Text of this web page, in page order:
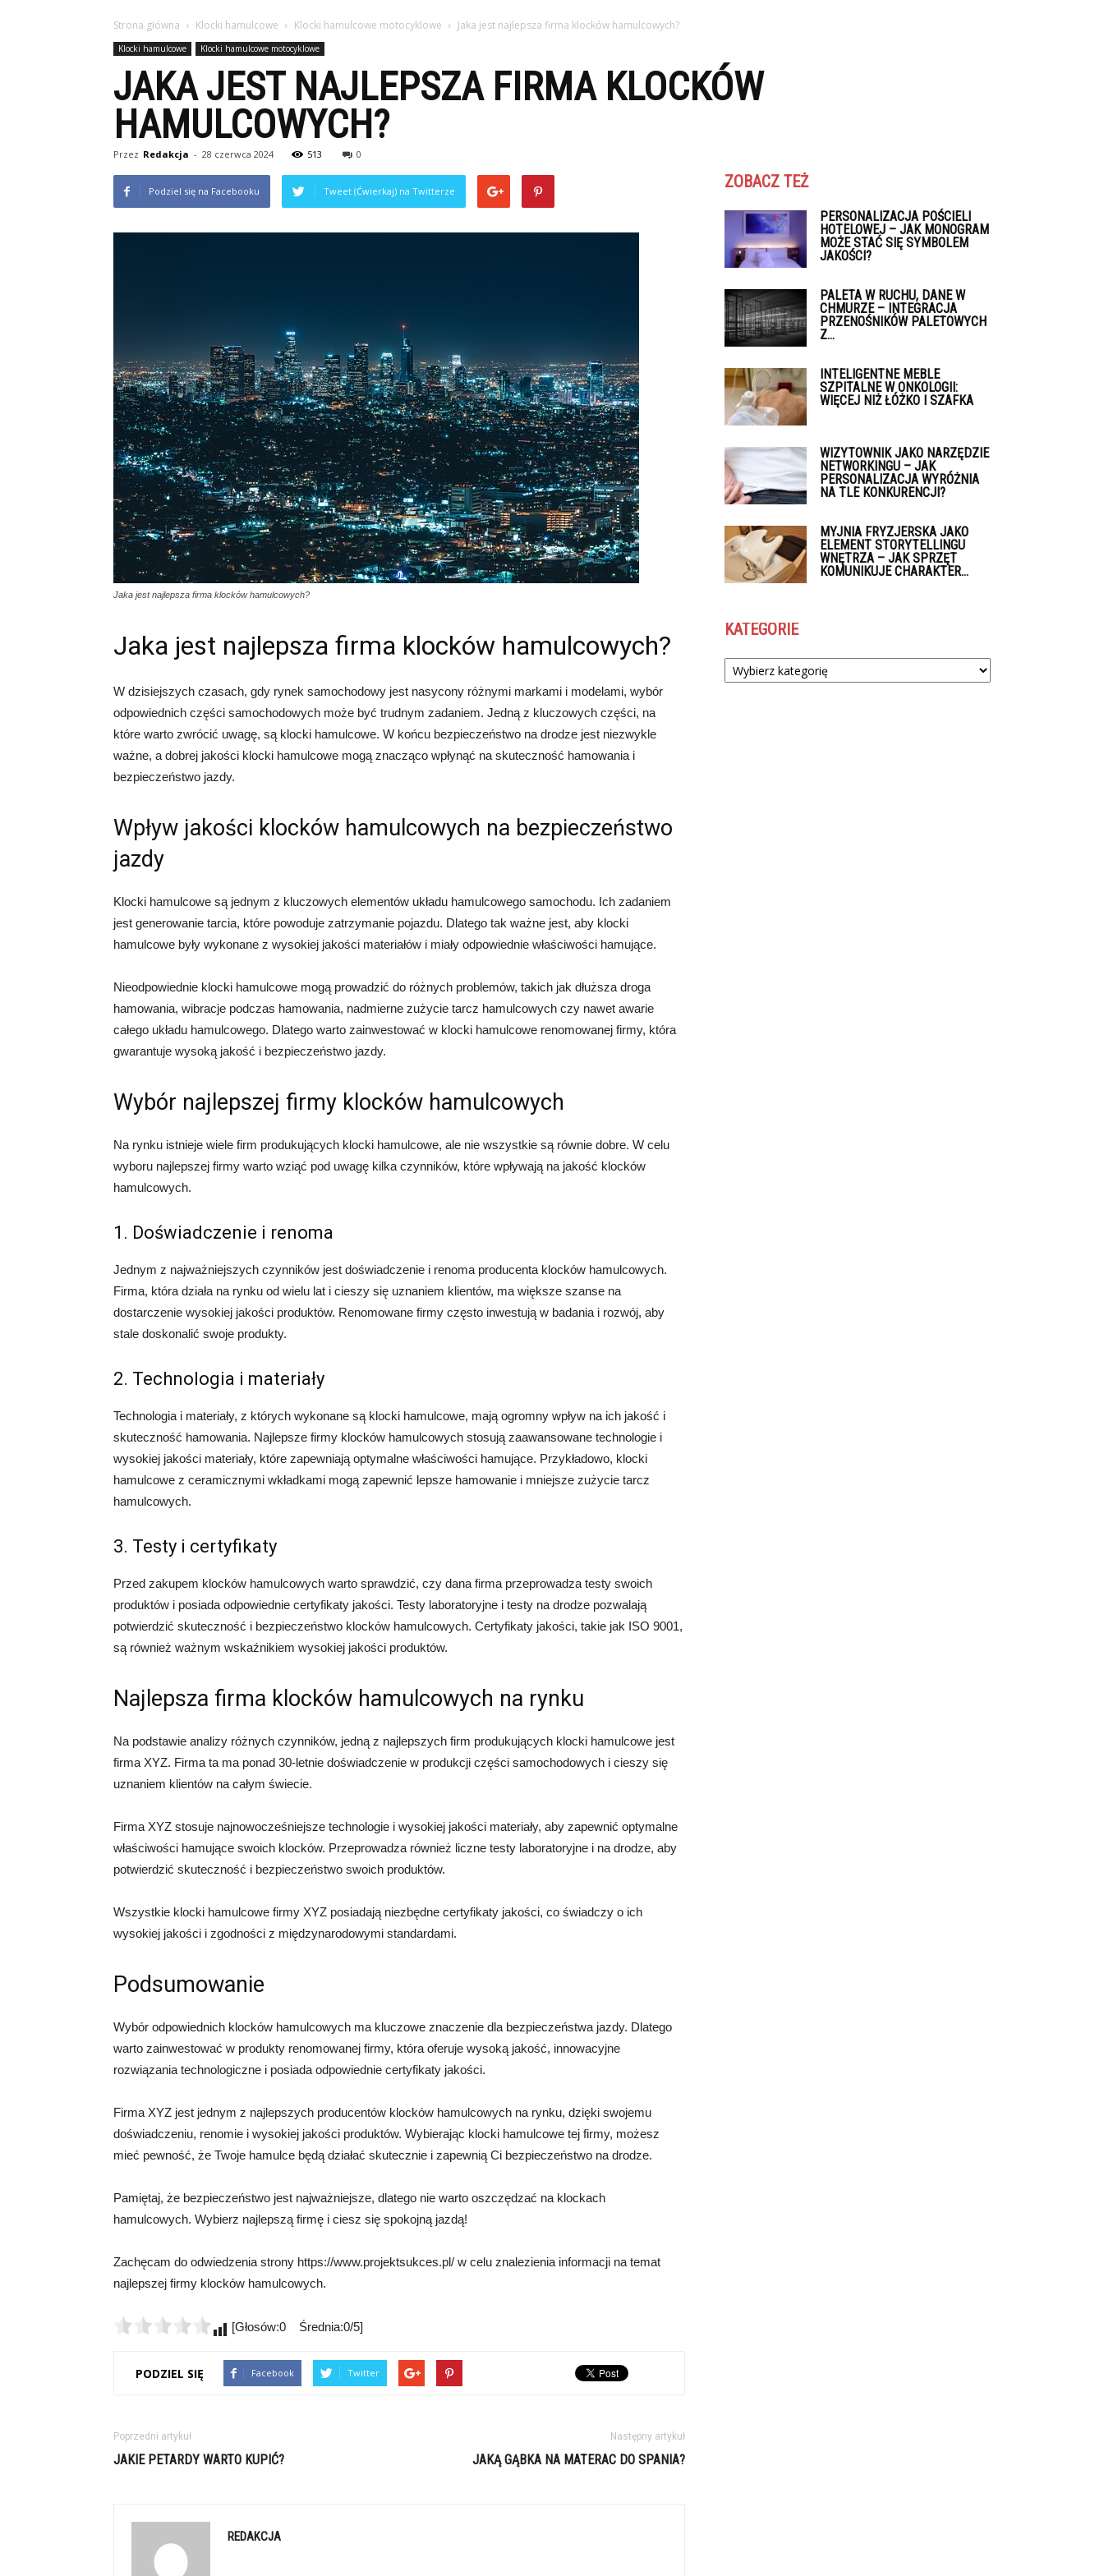
Strona główna Klocki hamulcowe Klocki hamulcowe motocyklowe Jaka jest najlepsza firma klocków hamulcowych?
Klocki hamulcowe Klocki hamulcowe motocyklowe
JAKA JEST NAJLEPSZA FIRMA KLOCKÓW
HAMULCOWYCH?
Przez Redakcja - 28 czerwca 2024 513 0
Podziel się na Facebooku Tweet (Ćwierkaj) na Twitterze
Jaka jest najlepsza firma klocków hamulcowych?
Jaka jest najlepsza firma klocków hamulcowych?
W dzisiejszych czasach, gdy rynek samochodowy jest nasycony różnymi markami i modelami, wybór
odpowiednich części samochodowych może być trudnym zadaniem. Jedną z kluczowych części, na
które warto zwrócić uwagę, są klocki hamulcowe. W końcu bezpieczeństwo na drodze jest niezwykle
ważne, a dobrej jakości klocki hamulcowe mogą znacząco wpłynąć na skuteczność hamowania i
bezpieczeństwo jazdy.
Wpływ jakości klocków hamulcowych na bezpieczeństwo
jazdy
Klocki hamulcowe są jednym z kluczowych elementów układu hamulcowego samochodu. Ich zadaniem
jest generowanie tarcia, które powoduje zatrzymanie pojazdu. Dlatego tak ważne jest, aby klocki
hamulcowe były wykonane z wysokiej jakości materiałów i miały odpowiednie właściwości hamujące.
Nieodpowiednie klocki hamulcowe mogą prowadzić do różnych problemów, takich jak dłuższa droga
hamowania, wibracje podczas hamowania, nadmierne zużycie tarcz hamulcowych czy nawet awarie
całego układu hamulcowego. Dlatego warto zainwestować w klocki hamulcowe renomowanej firmy, która
gwarantuje wysoką jakość i bezpieczeństwo jazdy.
Wybór najlepszej firmy klocków hamulcowych
Na rynku istnieje wiele firm produkujących klocki hamulcowe, ale nie wszystkie są równie dobre. W celu
wyboru najlepszej firmy warto wziąć pod uwagę kilka czynników, które wpływają na jakość klocków
hamulcowych.
1. Doświadczenie i renoma
Jednym z najważniejszych czynników jest doświadczenie i renoma producenta klocków hamulcowych.
Firma, która działa na rynku od wielu lat i cieszy się uznaniem klientów, ma większe szanse na
dostarczenie wysokiej jakości produktów. Renomowane firmy często inwestują w badania i rozwój, aby
stale doskonalić swoje produkty.
2. Technologia i materiały
Technologia i materiały, z których wykonane są klocki hamulcowe, mają ogromny wpływ na ich jakość i
skuteczność hamowania. Najlepsze firmy klocków hamulcowych stosują zaawansowane technologie i
wysokiej jakości materiały, które zapewniają optymalne właściwości hamujące. Przykładowo, klocki
hamulcowe z ceramicznymi wkładkami mogą zapewnić lepsze hamowanie i mniejsze zużycie tarcz
hamulcowych.
3. Testy i certyfikaty
Przed zakupem klocków hamulcowych warto sprawdzić, czy dana firma przeprowadza testy swoich
produktów i posiada odpowiednie certyfikaty jakości. Testy laboratoryjne i testy na drodze pozwalają
potwierdzić skuteczność i bezpieczeństwo klocków hamulcowych. Certyfikaty jakości, takie jak ISO 9001,
są również ważnym wskaźnikiem wysokiej jakości produktów.
Najlepsza firma klocków hamulcowych na rynku
Na podstawie analizy różnych czynników, jedną z najlepszych firm produkujących klocki hamulcowe jest
firma XYZ. Firma ta ma ponad 30-letnie doświadczenie w produkcji części samochodowych i cieszy się
uznaniem klientów na całym świecie.
Firma XYZ stosuje najnowocześniejsze technologie i wysokiej jakości materiały, aby zapewnić optymalne
właściwości hamujące swoich klocków. Przeprowadza również liczne testy laboratoryjne i na drodze, aby
potwierdzić skuteczność i bezpieczeństwo swoich produktów.
Wszystkie klocki hamulcowe firmy XYZ posiadają niezbędne certyfikaty jakości, co świadczy o ich
wysokiej jakości i zgodności z międzynarodowymi standardami.
Podsumowanie
Wybór odpowiednich klocków hamulcowych ma kluczowe znaczenie dla bezpieczeństwa jazdy. Dlatego
warto zainwestować w produkty renomowanej firmy, która oferuje wysoką jakość, innowacyjne
rozwiązania technologiczne i posiada odpowiednie certyfikaty jakości.
Firma XYZ jest jednym z najlepszych producentów klocków hamulcowych na rynku, dzięki swojemu
doświadczeniu, renomie i wysokiej jakości produktów. Wybierając klocki hamulcowe tej firmy, możesz
mieć pewność, że Twoje hamulce będą działać skutecznie i zapewnią Ci bezpieczeństwo na drodze.
Pamiętaj, że bezpieczeństwo jest najważniejsze, dlatego nie warto oszczędzać na klockach
hamulcowych. Wybierz najlepszą firmę i ciesz się spokojną jazdą!
Zachęcam do odwiedzenia strony https://www.projektsukces.pl/ w celu znalezienia informacji na temat
najlepszej firmy klocków hamulcowych.
[Głosów:0 Średnia:0/5]
PODZIEL SIĘ Facebook Twitter
Poprzedni artykuł
JAKIE PETARDY WARTO KUPIĆ?
Następny artykuł
JAKĄ GĄBKA NA MATERAC DO SPANIA?
REDAKCJA
ZOBACZ TEŻ
PERSONALIZACJA POŚCIELI
HOTELOWEJ – JAK MONOGRAM
MOŻE STAĆ SIĘ SYMBOLEM
JAKOŚCI?
PALETA W RUCHU, DANE W
CHMURZE – INTEGRACJA
PRZENOŚNIKÓW PALETOWYCH
Z...
INTELIGENTNE MEBLE
SZPITALNE W ONKOLOGII:
WIĘCEJ NIŻ ŁÓŻKO I SZAFKA
WIZYTOWNIK JAKO NARZĘDZIE
NETWORKINGU – JAK
PERSONALIZACJA WYRÓŻNIA
NA TLE KONKURENCJI?
MYJNIA FRYZJERSKA JAKO
ELEMENT STORYTELLINGU
WNĘTRZA – JAK SPRZĘT
KOMUNIKUJE CHARAKTER...
KATEGORIE
Kategorie